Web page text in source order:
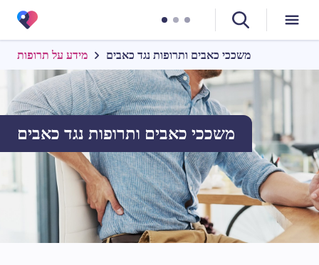
מידע על תרופות משככי כאבים ותרופות נגד כאבים
משככי כאבים ותרופות נגד כאבים